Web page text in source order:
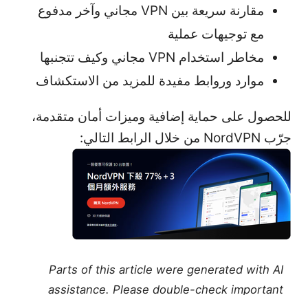
مقارنة سريعة بين VPN مجاني وآخر مدفوع
مع توجيهات عملية
مخاطر استخدام VPN مجاني وكيف تتجنبها
موارد وروابط مفيدة للمزيد من الاستكشاف
للحصول على حماية إضافية وميزات أمان متقدمة،
جرّب NordVPN من خلال الرابط التالي:
Parts of this article were generated with AI
assistance. Please double-check important